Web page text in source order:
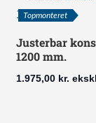
Topmonteret
Justerbar
1200 mm.
1.975,00 kr.